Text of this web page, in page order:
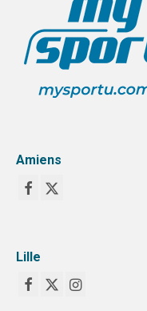
Amiens
Lille